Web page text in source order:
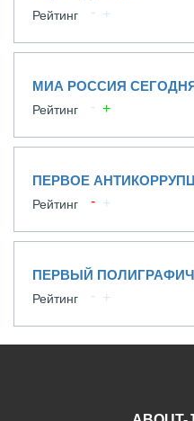
Рейтинг
МИА РОССИЯ
Рейтинг
ПЕРВОЕ
Рейтинг
ПЕРВЫЙ
Рейтинг